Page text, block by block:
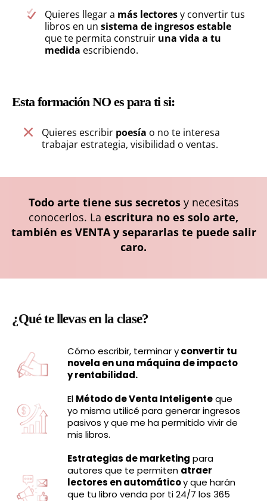
Quieres llegar a más lectoresy convertir tus
libros en un sistema de ingresos estable
que te permita construir una vida a tu
medida escribiendo.
Esta formación NO es para ti si:
Quieres escribir poesía o no te interesa
trabajar estrategia, visibilidad o ventas.
Todo arte tiene sus secretosy necesitas
conocerlos. La escritura no es solo arte,
también es VENTA y separarlas te puede salir
caro.
¿Qué te llevas en la clase?
Cómo escribir, terminar yconvertir tu
novela en una máquina de impacto
y rentabilidad.
El Método de Venta Inteligenteque
yo misma utilicé para generar ingresos
pasivos y que me ha permitido vivir de
mis libros.
Estrategias de marketing para
autores que te permiten atraer
lectores en automáticoy que harán
que tu libro venda por ti 24/7 los 365